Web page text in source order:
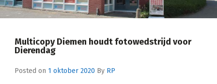
Multicopy Diemen houdt fotowedstrijd voor
Dierendag
Posted on 1 oktober 2020 By RP